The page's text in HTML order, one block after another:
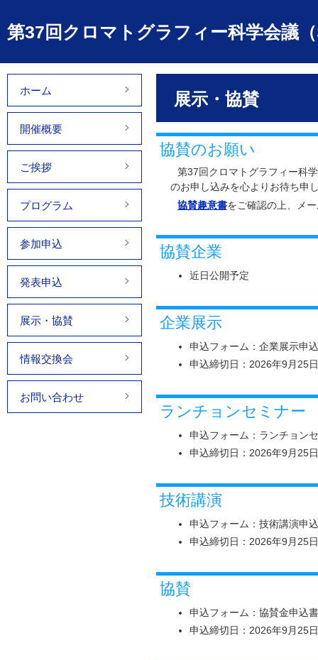
第37回クロマトグラフィー科学会議
ホーム
開催概要
ご挨拶
プログラム
参加申込
発表申込
展示・協賛
情報交換会
お問い合わせ
展示・協賛
協賛のお願い
第37回クロマトグラフィー科
のお申し込みを心よりお待ち申
協賛趣意書をご確認の上、メ
協賛企業
近日公開予定
企業展示
申込フォーム：企業展示申
申込締切日：2026年9月25
ランチョンセミナー
申込フォーム：ランチョン
申込締切日：2026年9月25
技術講演
申込フォーム：技術講演申
申込締切日：2026年9月25
協賛
申込フォーム：協賛金申込
申込締切日：2026年9月25